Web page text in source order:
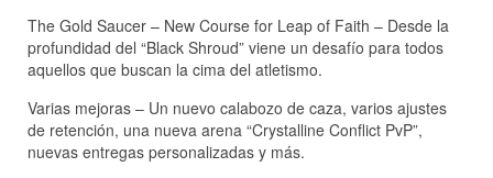
The Gold Saucer – New Course for Leap of Faith – Desde la
profundidad del “Black Shroud” viene un desafío para todos
aquellos que buscan la cima del atletismo.
Varias mejoras – Un nuevo calabozo de caza, varios ajustes
de retención, una nueva arena “Crystalline Conflict PvP”,
nuevas entregas personalizadas y más.